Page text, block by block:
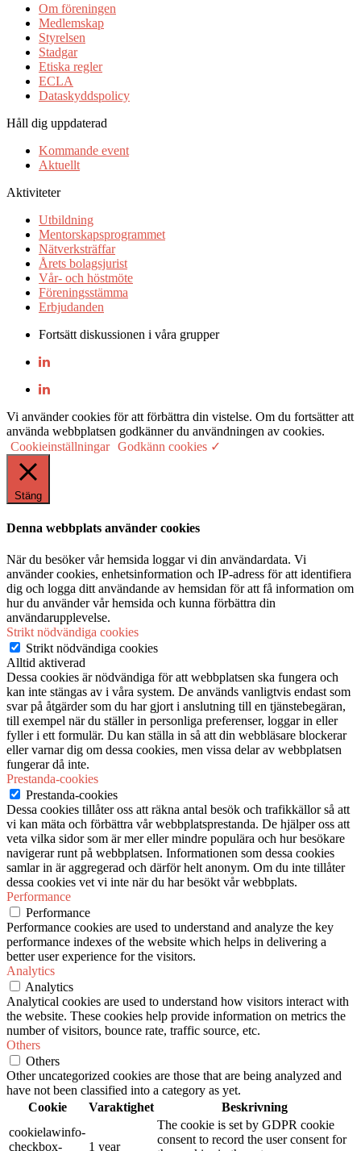
Om föreningen
Medlemskap
Styrelsen
Stadgar
Etiska regler
ECLA
Dataskyddspolicy
Håll dig uppdaterad
Kommande event
Aktuellt
Aktiviteter
Utbildning
Mentorskapsprogrammet
Nätverksträffar
Årets bolagsjurist
Vår- och höstmöte
Föreningsstämma
Erbjudanden
Fortsätt diskussionen i våra grupper
Vi använder cookies för att förbättra din vistelse. Om du fortsätter att
använda webbplatsen godkänner du användningen av cookies.
Cookieinställningar Godkänn cookies ✓
Stäng
Denna webbplats använder cookies
När du besöker vår hemsida loggar vi din användardata. Vi
använder cookies, enhetsinformation och IP-adress för att identifiera
dig och logga ditt användande av hemsidan för att få information om
hur du använder vår hemsida och kunna förbättra din
användarupplevelse.
Strikt nödvändiga cookies
Strikt nödvändiga cookies
Alltid aktiverad
Dessa cookies är nödvändiga för att webbplatsen ska fungera och
kan inte stängas av i våra system. De används vanligtvis endast som
svar på åtgärder som du har gjort i anslutning till en tjänstebegäran,
till exempel när du ställer in personliga preferenser, loggar in eller
fyller i ett formulär. Du kan ställa in så att din webbläsare blockerar
eller varnar dig om dessa cookies, men vissa delar av webbplatsen
fungerar då inte.
Prestanda-cookies
Prestanda-cookies
Dessa cookies tillåter oss att räkna antal besök och trafikkällor så att
vi kan mäta och förbättra vår webbplatsprestanda. De hjälper oss att
veta vilka sidor som är mer eller mindre populära och hur besökare
navigerar runt på webbplatsen. Informationen som dessa cookies
samlar in är aggregerad och därför helt anonym. Om du inte tillåter
dessa cookies vet vi inte när du har besökt vår webbplats.
Performance
Performance
Performance cookies are used to understand and analyze the key
performance indexes of the website which helps in delivering a
better user experience for the visitors.
Analytics
Analytics
Analytical cookies are used to understand how visitors interact with
the website. These cookies help provide information on metrics the
number of visitors, bounce rate, traffic source, etc.
Others
Others
Other uncategorized cookies are those that are being analyzed and
have not been classified into a category as yet.
Cookie
Varaktighet
Beskrivning
cookielawinfo-
checkbox-
1 year
The cookie is set by GDPR cookie
consent to record the user consent for